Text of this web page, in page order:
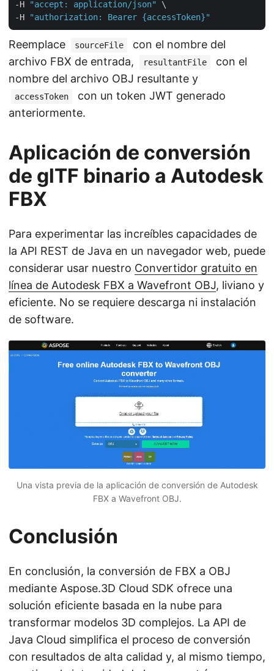
-H
"accept: application/json"
\
-H
"authorization: Bearer {accessToken}"
Reemplace sourceFile
con el nombre del
archivo FBX de entrada,
resultantFile
con el
nombre del archivo OBJ resultante y
accessToken
con un token JWT generado
anteriormente.
Aplicación de conversión
de glTF binario a Autodesk
FBX
Para experimentar las increíbles capacidades de
la API REST de Java en un navegador web, puede
considerar usar nuestro Convertidor gratuito en
línea de Autodesk FBX a Wavefront OBJ, liviano y
eficiente. No se requiere descarga ni instalación
de software.
Una vista previa de la aplicación de conversión de Autodesk
FBX a Wavefront OBJ.
Conclusión
En conclusión, la conversión de FBX a OBJ
mediante Aspose.3D Cloud SDK ofrece una
solución eficiente basada en la nube para
transformar modelos 3D complejos. La API de
Java Cloud simplifica el proceso de conversión
con resultados de alta calidad y, al mismo tiempo,